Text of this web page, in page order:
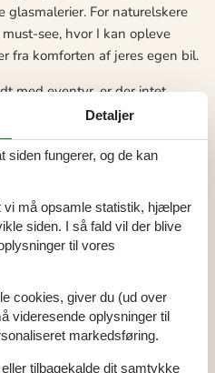
glasmalerier. For naturelskere
see, hvor I kan opleve
fra komforten af jeres egen bil.
med eventyr, er der intet
hyggelige sommerhus i
måltid i
af med en god bog i den
friske havluft fra terrassen.
landskaber,
komfort, er Kramnitse det
safaripark ligger kun en
Her møder I vilde
I kan tage jeres egen bil
Detaljer
siden fungerer, og de kan
må opsamle statistik, hjælper
siden. I så fald vil der blive
til vores
cookies, giver du (ud over
videresende oplysninger til
markedsføring.
tilbagekalde dit samtykke